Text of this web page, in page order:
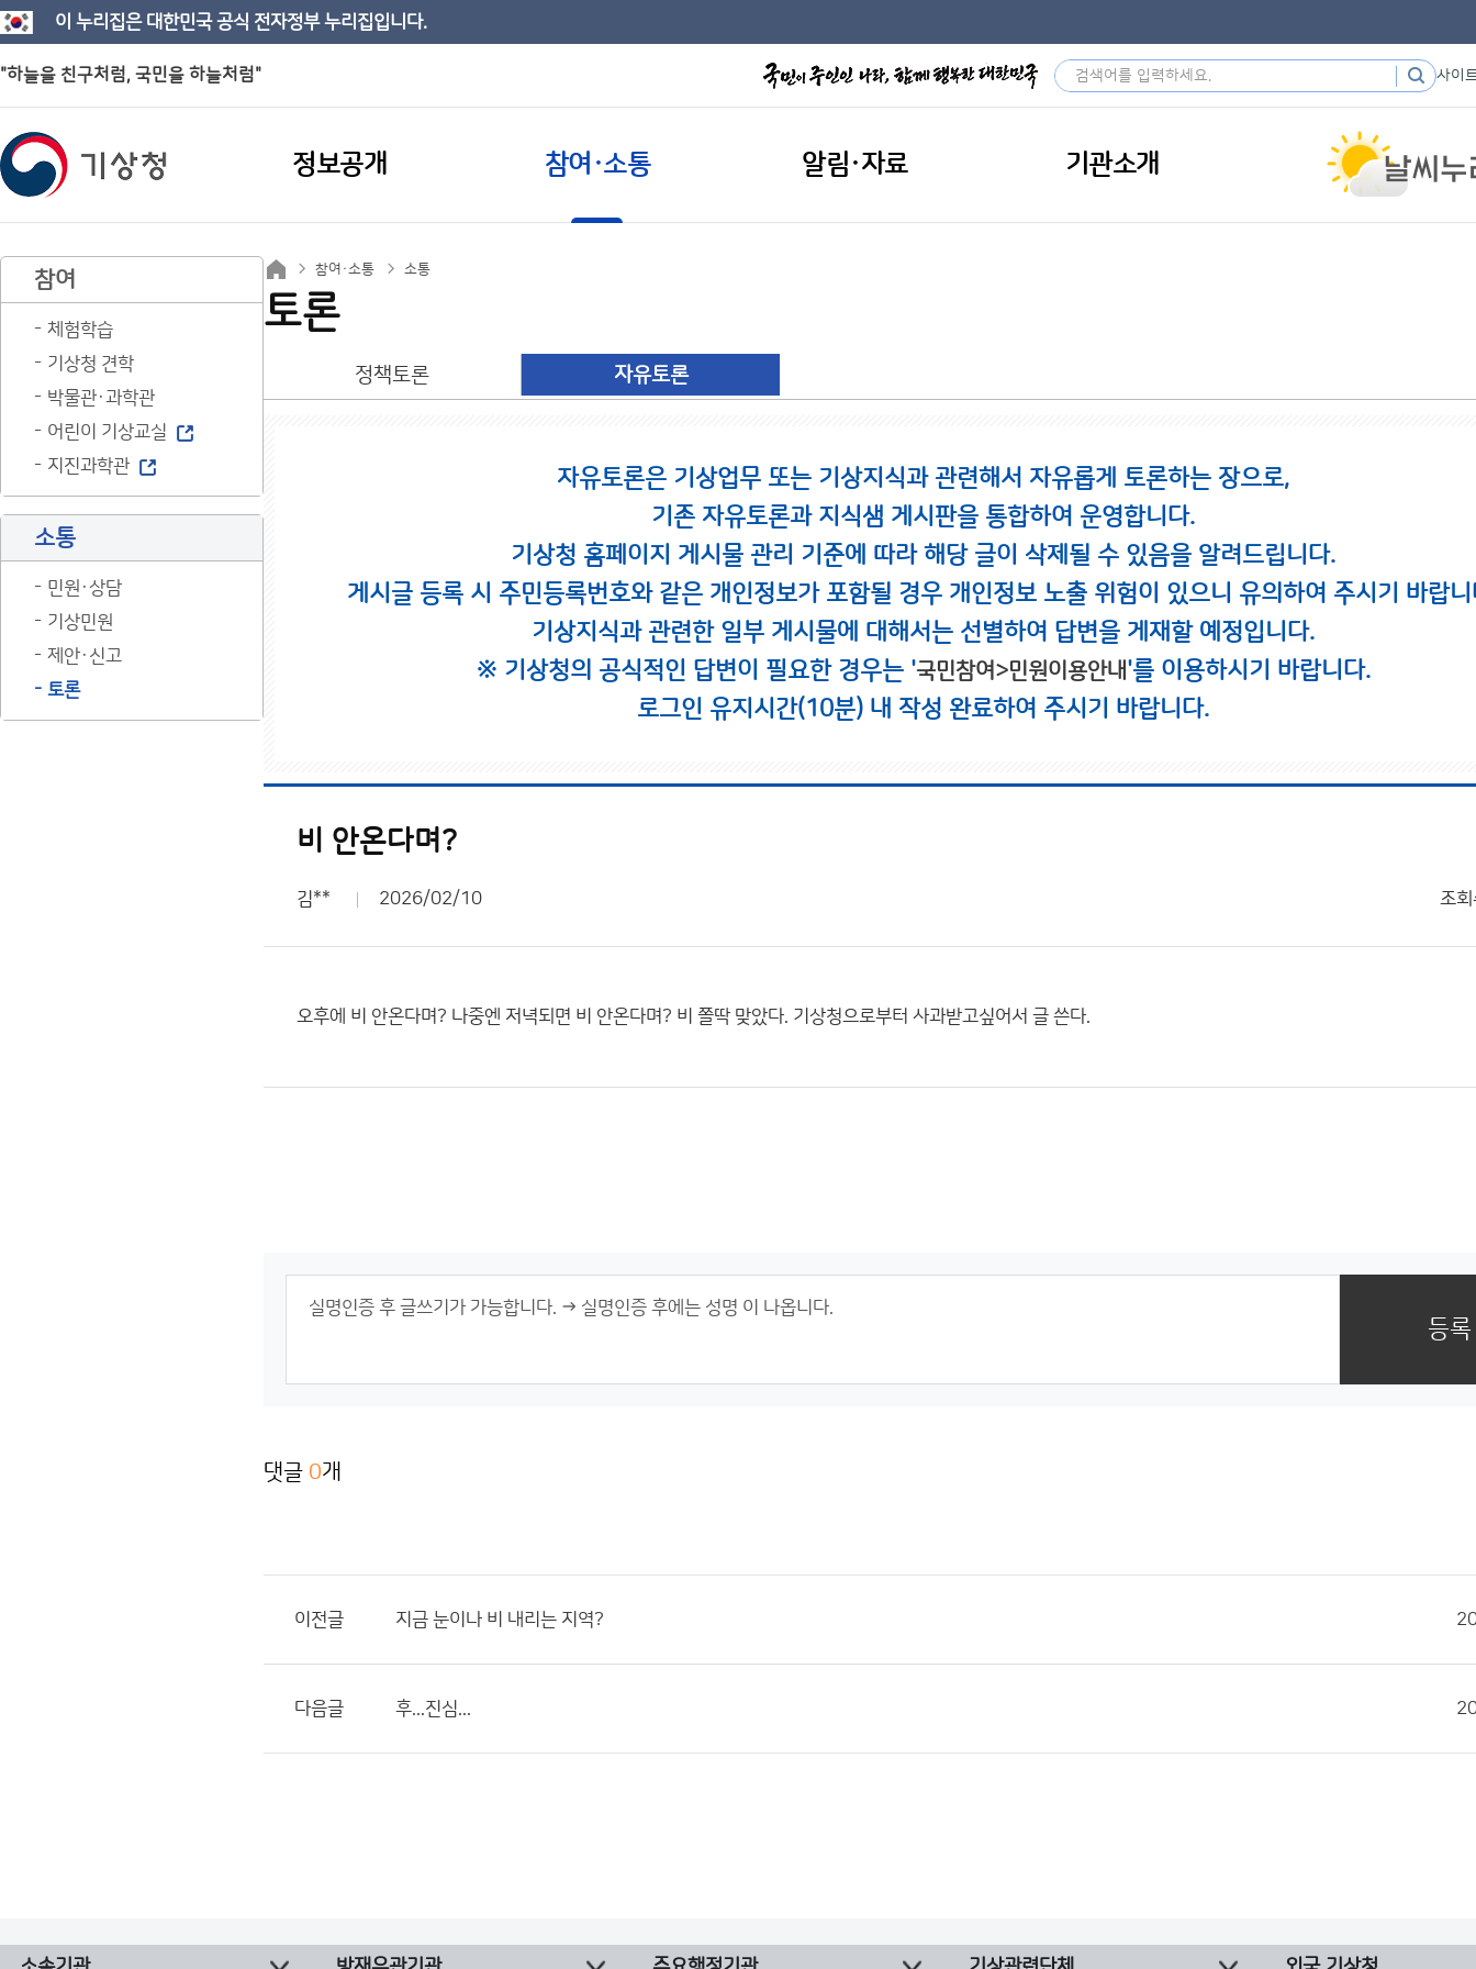
이 누리집은 대한민국 공식 전자정부 누리집입니다.
"하늘을 친구처럼, 국민을 하늘처럼" 사이
정보공개 참여·소통 알림·자료 기관소개
참여
체험학습
기상청 견학
박물관·과학관
어린이 기상교실
지진과학관
소통
민원·상담
기상민원
제안·신고
토론
참여·소통 소통
토론
정책토론 자유토론
자유토론은 기상업무 또는 기상지식과 관련해서 자유롭게 토론하는 장으로,
기존 자유토론과 지식샘 게시판을 통합하여 운영합니다.
기상청 홈페이지 게시물 관리 기준에 따라 해당 글이 삭제될 수 있음을 알려드립니다.
게시글 등록 시 주민등록번호와 같은 개인정보가 포함될 경우 개인정보 노출 위험이 있으니 유의하여 주시기 바랍니
기상지식과 관련한 일부 게시물에 대해서는 선별하여 답변을 게재할 예정입니다.
※ 기상청의 공식적인 답변이 필요한 경우는 '국민참여>민원이용안내'를 이용하시기 바랍니다.
로그인 유지시간(10분) 내 작성 완료하여 주시기 바랍니다.
비 안온다며?
김** 2026/02/10 조회
오후에 비 안온다며? 나중엔 저녁되면 비 안온다며? 비 쫄딱 맞았다. 기상청으로부터 사과받고싶어서 글 쓴다.
등록
댓글 0개
이전글 지금 눈이나 비 내리는 지역?
다음글 후...진심...